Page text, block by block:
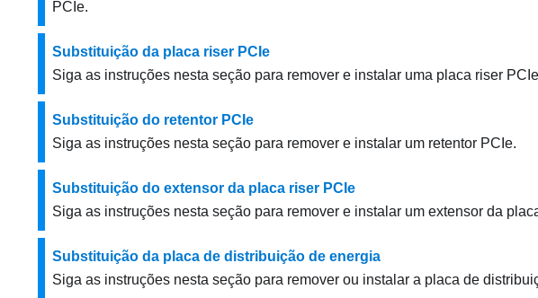
PCIe.
Substituição da placa riser PCIe
Siga as instruções nesta seção para remover e instalar uma placa riser
Substituição do retentor PCIe
Siga as instruções nesta seção para remover e instalar um retentor PCIe.
Substituição do extensor da placa riser PCIe
Siga as instruções nesta seção para remover e instalar um extensor da
Substituição da placa de distribuição de energia
Siga as instruções nesta seção para remover ou instalar a placa de